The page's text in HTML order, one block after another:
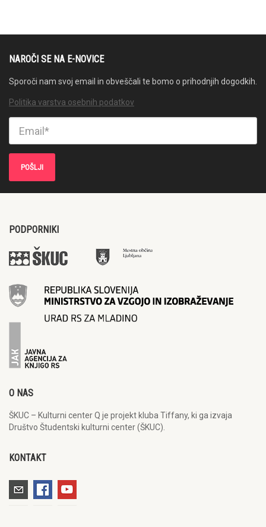
NAROČI SE NA E-NOVICE
Sporoči nam svoj email in obveščali te bomo o prihodnjih dogodkih.
Politika varstva osebnih podatkov
PODPORNIKI
O NAS
ŠKUC – Kulturni center Q je projekt kluba Tiffany, ki ga izvaja
Društvo Študentski kulturni center (ŠKUC).
KONTAKT